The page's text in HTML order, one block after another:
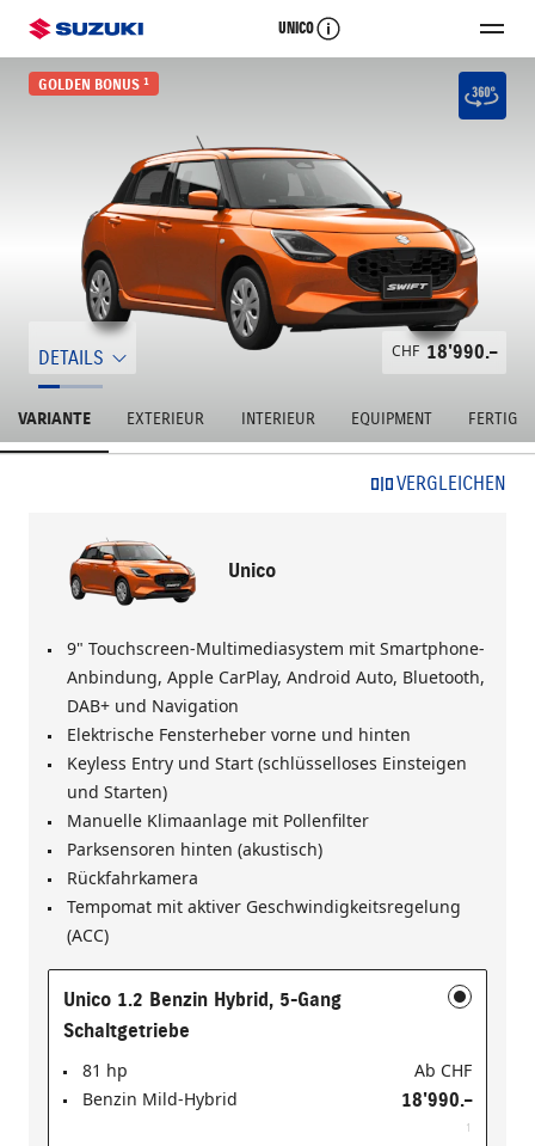
UNICO
GOLDEN BONUS 1
CHF 18'990.–
DETAILS
VARIANTE EXTERIEUR INTERIEUR EQUIPMENT FERTIG
VERGLEICHEN
Unico
9" Touchscreen-Multimediasystem mit Smartphone-
Anbindung, Apple CarPlay, Android Auto, Bluetooth,
DAB+ und Navigation
Elektrische Fensterheber vorne und hinten
Keyless Entry und Start (schlüsselloses Einsteigen
und Starten)
Manuelle Klimaanlage mit Pollenfilter
Parksensoren hinten (akustisch)
Rückfahrkamera
Tempomat mit aktiver Geschwindigkeitsregelung
(ACC)
Unico 1.2 Benzin Hybrid, 5-Gang
Schaltgetriebe
81 hp
Benzin Mild-Hybrid
Ab CHF
18'990.–
1